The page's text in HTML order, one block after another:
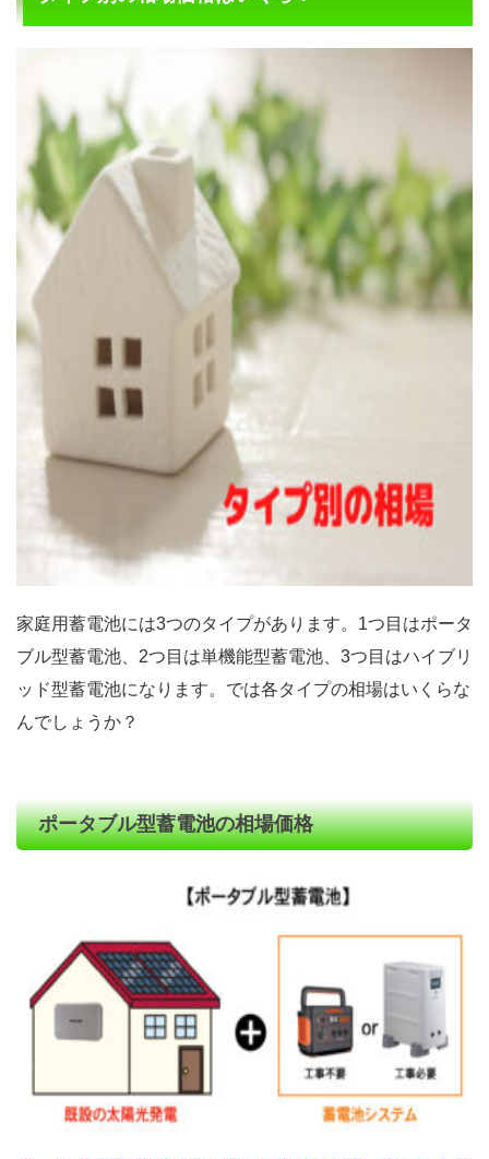
家庭用蓄電池には3つのタイプがあります。1つ目はポータ
ブル型蓄電池、2つ目は単機能型蓄電池、3つ目はハイブリ
ッド型蓄電池になります。では各タイプの相場はいくらな
んでしょうか？
ポータブル型蓄電池の相場価格